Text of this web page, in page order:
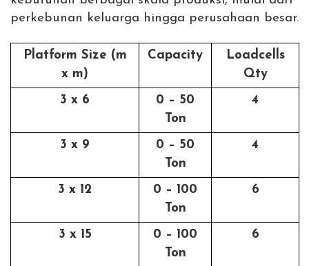
perkebunan keluarga hingga perusahaan besar.
Platform Size (m
x m)
Capacity
Loadcells
Qty
3 x 6
0 – 50
Ton
4
3 x 9
0 – 50
Ton
4
3 x 12
0 – 100
Ton
6
3 x 15
0 – 100
Ton
6